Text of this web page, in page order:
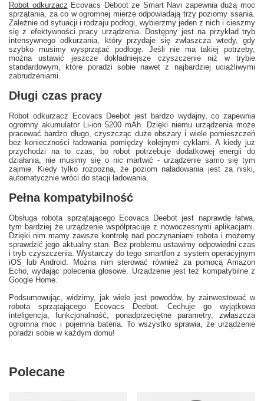
Robot odkurzacz Ecovacs Deboot ze Smart Navi zapewnia dużą moc
sprzątania, za co w ogromnej mierze odpowiadają trzy poziomy ssania.
Zależnie od sytuacji i rodzaju podłogi, wybierzmy jeden z nich i cieszmy
się z efektywności pracy urządzenia. Dostępny jest na przykład tryb
intensywnego odkurzania, który przydaje się zwłaszcza wtedy, gdy
szybko musimy wysprzątać podłogę. Jeśli nie ma takiej potrzeby,
można ustawić jeszcze dokładniejsze czyszczenie niż w trybie
standardowym, które poradzi sobie nawet z najbardziej uciążliwymi
zabrudzeniami.
Długi czas pracy
Robot odkurzacz Ecovacs Deebot jest bardzo wydajny, co zapewnia
ogromny akumulator Li-ion 5200 mAh. Dzięki niemu urządzenia może
pracować bardzo długo, czyszcząc duże obszary i wiele pomieszczeń
bez konieczności ładowania pomiędzy kolejnymi cyklami. A kiedy już
przychodzi na to czas, bo robot potrzebuje dodatkowej energii do
działania, nie musimy się o nic martwić - urządzenie samo się tym
zajmie. Kiedy tylko rozpozna, że poziom naładowania jest za niski,
automatycznie wróci do stacji ładowania.
Pełna kompatybilność
Obsługa robota sprzątającego Ecovacs Deebot jest naprawdę łatwa,
tym bardziej że urządzenie współpracuje z nowoczesnymi aplikacjami.
Dzięki nim mamy zawsze kontrolę nad poczynaniami robota i możemy
sprawdzić jego aktualny stan. Bez problemu ustawimy odpowiedni czas
i tryb czyszczenia. Wystarczy do tego smartfon z system operacyjnym
iOS lub Android. Można nim sterować również za pomocą Amazon
Echo, wydając polecenia głosowe. Urządzenie jest też kompatybilne z
Google Home.
Podsumowując, widzimy, jak wiele jest powodów, by zainwestować w
robota sprzątającego Ecovacs Deebot. Cechuje go wyjątkowa
inteligencja, funkcjonalność, ponadprzeciętne parametry, zwłaszcza
ogromna moc i pojemna bateria. To wszystko sprawia, że urządzenie
poradzi sobie w każdym domu!
Polecane